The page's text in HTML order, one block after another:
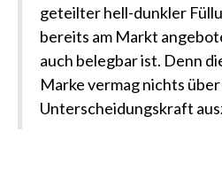
geteilter hell-dunkler
bereits am Markt
auch belegbar ist. Denn
Marke vermag nichts
Unterscheidungskraft